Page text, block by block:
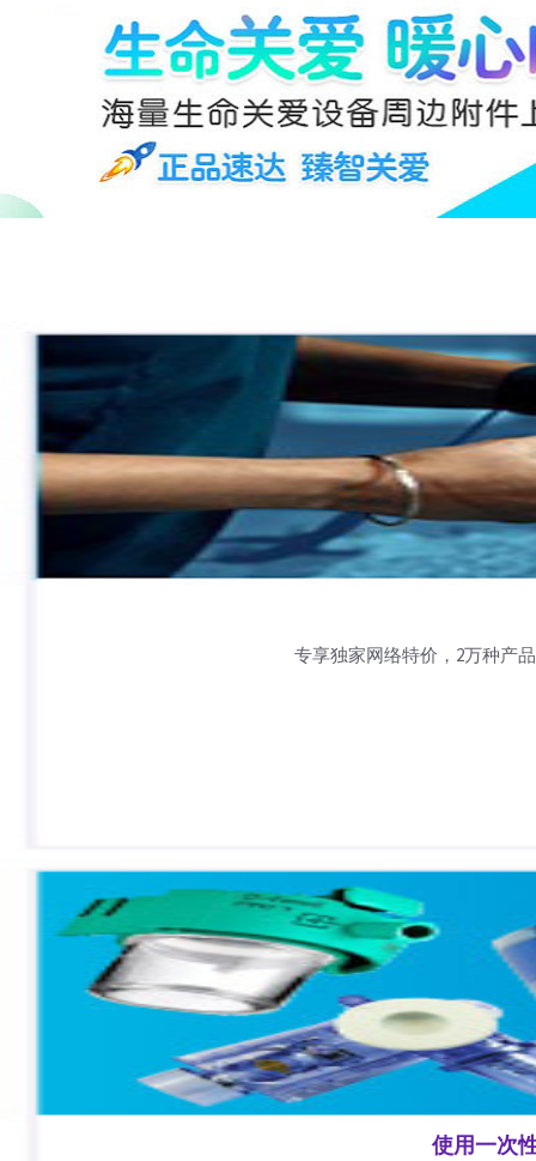
专享独家网络特价，2万种产
使用一次